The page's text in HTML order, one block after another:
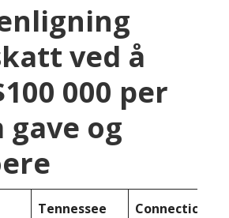
ved å
000 per
gave og
Tennessee Connecticut